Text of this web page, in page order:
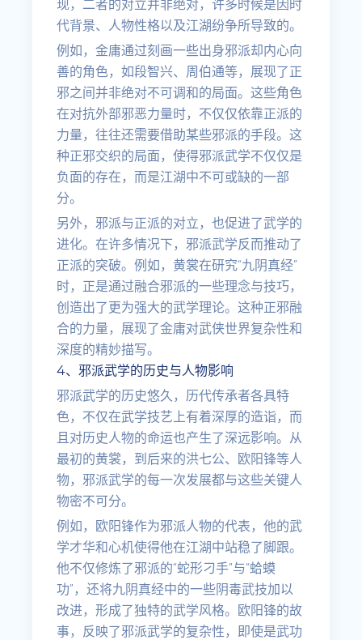
现，二者的对立并非绝对，许多时候是因时
代背景、人物性格以及江湖纷争所导致的。
例如，金庸通过刻画一些出身邪派却内心向
善的角色，如段智兴、周伯通等，展现了正
邪之间并非绝对不可调和的局面。这些角色
在对抗外部邪恶力量时，不仅仅依靠正派的
力量，往往还需要借助某些邪派的手段。这
种正邪交织的局面，使得邪派武学不仅仅是
负面的存在，而是江湖中不可或缺的一部
分。
另外，邪派与正派的对立，也促进了武学的
进化。在许多情况下，邪派武学反而推动了
正派的突破。例如，黄裳在研究“九阴真经”
时，正是通过融合邪派的一些理念与技巧，
创造出了更为强大的武学理论。这种正邪融
合的力量，展现了金庸对武侠世界复杂性和
深度的精妙描写。
4、邪派武学的历史与人物影响
邪派武学的历史悠久，历代传承者各具特
色，不仅在武学技艺上有着深厚的造诣，而
且对历史人物的命运也产生了深远影响。从
最初的黄裳，到后来的洪七公、欧阳锋等人
物，邪派武学的每一次发展都与这些关键人
物密不可分。
例如，欧阳锋作为邪派人物的代表，他的武
学才华和心机使得他在江湖中站稳了脚跟。
他不仅修炼了邪派的“蛇形刁手”与“蛤蟆
功”，还将九阴真经中的一些阴毒武技加以
改进，形成了独特的武学风格。欧阳锋的故
事，反映了邪派武学的复杂性，即使是武功